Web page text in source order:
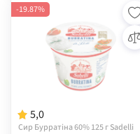
5,0
Сир Бурратіна 60% 125 г Sadelli
-19.87%